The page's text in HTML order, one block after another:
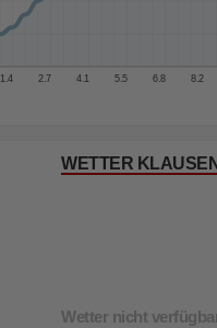
1.4 2.7 4.1 5.5 6.8 8.2
WETTER KLAUSEN
Wetter nicht